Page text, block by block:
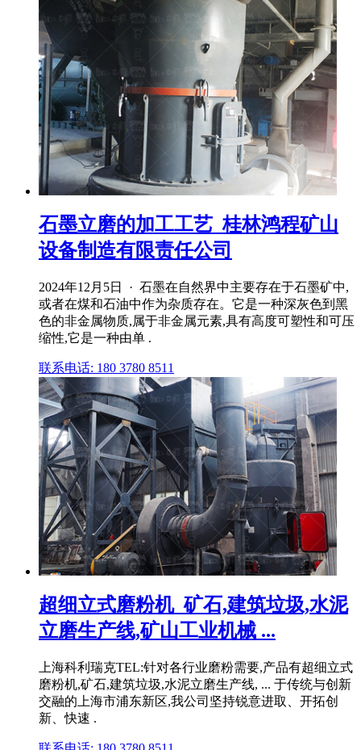
石墨立磨的加工工艺_桂林鸿程矿山
设备制造有限责任公司
2024年12月5日 · 石墨在自然界中主要存在于石墨矿中,
或者在煤和石油中作为杂质存在。它是一种深灰色到黑
色的非金属物质,属于非金属元素,具有高度可塑性和可压
缩性,它是一种由单 .
联系电话: 180 3780 8511
超细立式磨粉机_矿石,建筑垃圾,水泥
立磨生产线,矿山工业机械 ...
上海科利瑞克TEL:针对各行业磨粉需要,产品有超细立式
磨粉机,矿石,建筑垃圾,水泥立磨生产线, ... 于传统与创新
交融的上海市浦东新区,我公司坚持锐意进取、开拓创
新、快速 .